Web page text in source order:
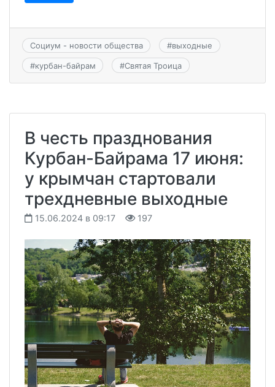
Социум - новости общества #выходные
#курбан-байрам #Святая Троица
В честь празднования
Курбан-Байрама 17 июня:
у крымчан стартовали
трехдневные выходные
15.06.2024 в 09:17 197